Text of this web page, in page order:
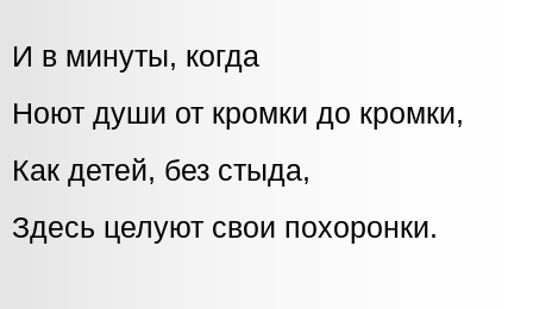
И в минуты, когда
Ноют души от кромки до кромки,
Как детей, без стыда,
Здесь целуют свои похоронки.